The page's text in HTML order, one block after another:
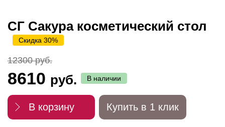
СГ Сакура косметический стол
Скидка 30%
12300 руб.
8610 руб. В наличии
В корзину Купить в 1 клик